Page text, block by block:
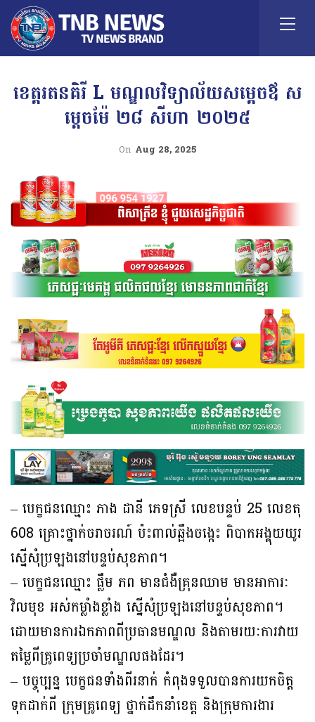
ខេត្តរតនគិរី L មណ្ឌលវិទ្យាល័យសម្តេចឪ ស
ម្តេចម៉ែ ២៨ សីហា ២០២៥
On Aug 28, 2025
– បេក្ខជនឈ្មោះ ភាង ដានី ភេទស្រី លេខបន្ទប់ 25 លេខតុ
608 គ្រោះថ្នាក់ចរាចរណ៍ ប៉ះពាល់ឆ្អឹងចង្កេះ ពិបាកអង្គុយយូរ
ស្នេីសុំប្រឡងនៅបន្ទប់សុខភាព។
– បេក្ខជនឈ្មោះ ផ្លឹម ភព មានជំងឺគ្រុនឈាម មានអាការៈ
វិលមុខ អស់កម្លាំងខ្លាំង ស្នេីសុំប្រឡងនៅបន្ទប់សុខភាព។
ដោយមានការឯកភាពពីប្រធានមណ្ឌល និងតាមរយៈការវាយ
តម្លៃពីគ្រូពេទ្យប្រចាំមណ្ឌលផងដែរ។
– បច្ចុប្បន្ន បេក្ខជនទាំងពីរនាក់ កំពុងទទួលបានការយកចិត្ត
ទុកដាក់ពី ក្រុមគ្រូពេទ្យ ថ្នាក់ដឹកនាំខេត្ត និងក្រុមការងារ